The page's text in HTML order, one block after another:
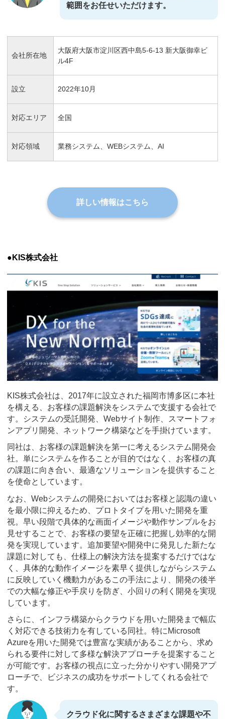
範囲をお任せいただけます。
会社所在地
大阪府大阪市淀川区西中島5-6-13 新大阪御幸ビ
ル4F
設立 2022年10月
対応エリア 全国
対応領域 業務システム、WEBシステム、AI
詳しい情報はこちら
●KIS株式会社
KIS株式会社は、2017年に設立された福岡市博多区に本社
を構える、お客様の課題解決をシステムで支援する会社で
す。システムの受託開発、Webサイト制作、スマートフォ
ンアプリ開発、ネットワーク構築などを手掛けています。
同社は、お客様の課題解決を第一に考えるシステム開発会
社。単にシステムを作ることが目的ではなく、お客様の真
の課題に向き合い、最適なソリューションを提供すること
を使命としています。
なお、Webシステムの開発においてはお客様と認識の違い
を最小限に抑えるため、プロトタイプを用いた開発を重
視。早い段階で具体的な画面イメージや動作サンプルをお
見せすることで、お客様の要望を正確に把握し効率的な開
発を実現しています。追加要望や開発中に発見した新たな
課題に対しても、仕様上の解決方法を提案するだけではな
く、具体的な動作イメージを素早く提供しながらシステム
に反映していく機動力があるこの手法により、開発の後半
での大幅な修正や手戻りを防ぎ、小回りの利く開発を実現
しています。
さらに、インフラ構築からクラウドを用いた開発まで幅広
く対応できる技術力を有している同社。特にMicrosoft
Azureを用いた開発では豊富な実績があることから、求め
られる要件に対して多様な解決アプローチを提案すること
が可能です。お客様の視点に立った分かりやすい開発アプ
ローチで、ビジネスの成功をサポートしてくれる会社で
す。
クラウド化に関するさまざまな課題や不